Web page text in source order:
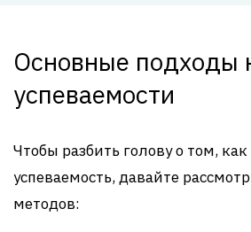
Основные подходы
успеваемости
Чтобы разбить голову о том,
успеваемость, давайте
методов: